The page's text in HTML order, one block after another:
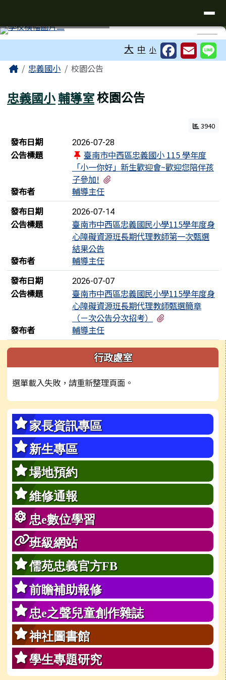
⏸
大 中 小
主內容區域
Home忠義國小 校園公告
忠義國小輔導室校園公告
3940
新聞列表
發布日期 2026-07-28
公告標題
臺南市中西區忠義國小 115 學年度
「小一你好」新生歡迎會~歡迎您陪伴孩
子參加!
發布者
輔導主任
發布日期
2026-07-14
公告標題
臺南市中西區忠義國民小學115學年度身
心障礙資源班長期代理教師第一次甄選
結果公告
發布者
輔導主任
發布日期
2026-07-07
公告標題
臺南市中西區忠義國民小學115學年度身
心障礙資源班長期代理教師甄選簡章
（ㄧ次公告分次招考）
發布者
輔導主任
左邊區域內容 行政處室
選單載入失敗，請重新整理頁面。
家長資訊專區
新生專區
場地預約
維修通報
忠e數位學習
班級網站
儒苑忠義官方FB
前瞻補助報修
忠e之聲兒童創作雜誌
神社圖書館
學生專題研究
頁尾區域